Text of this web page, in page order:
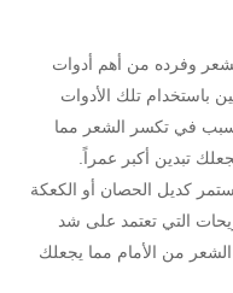
وفرده من أهم أدوات
باستخدام تلك الأدوات
في تكسر الشعر مما
تبدين أكبر عمراً.
كديل الحصان أو الكعكة
التي تعتمد على شد
من الأمام مما يجعلك